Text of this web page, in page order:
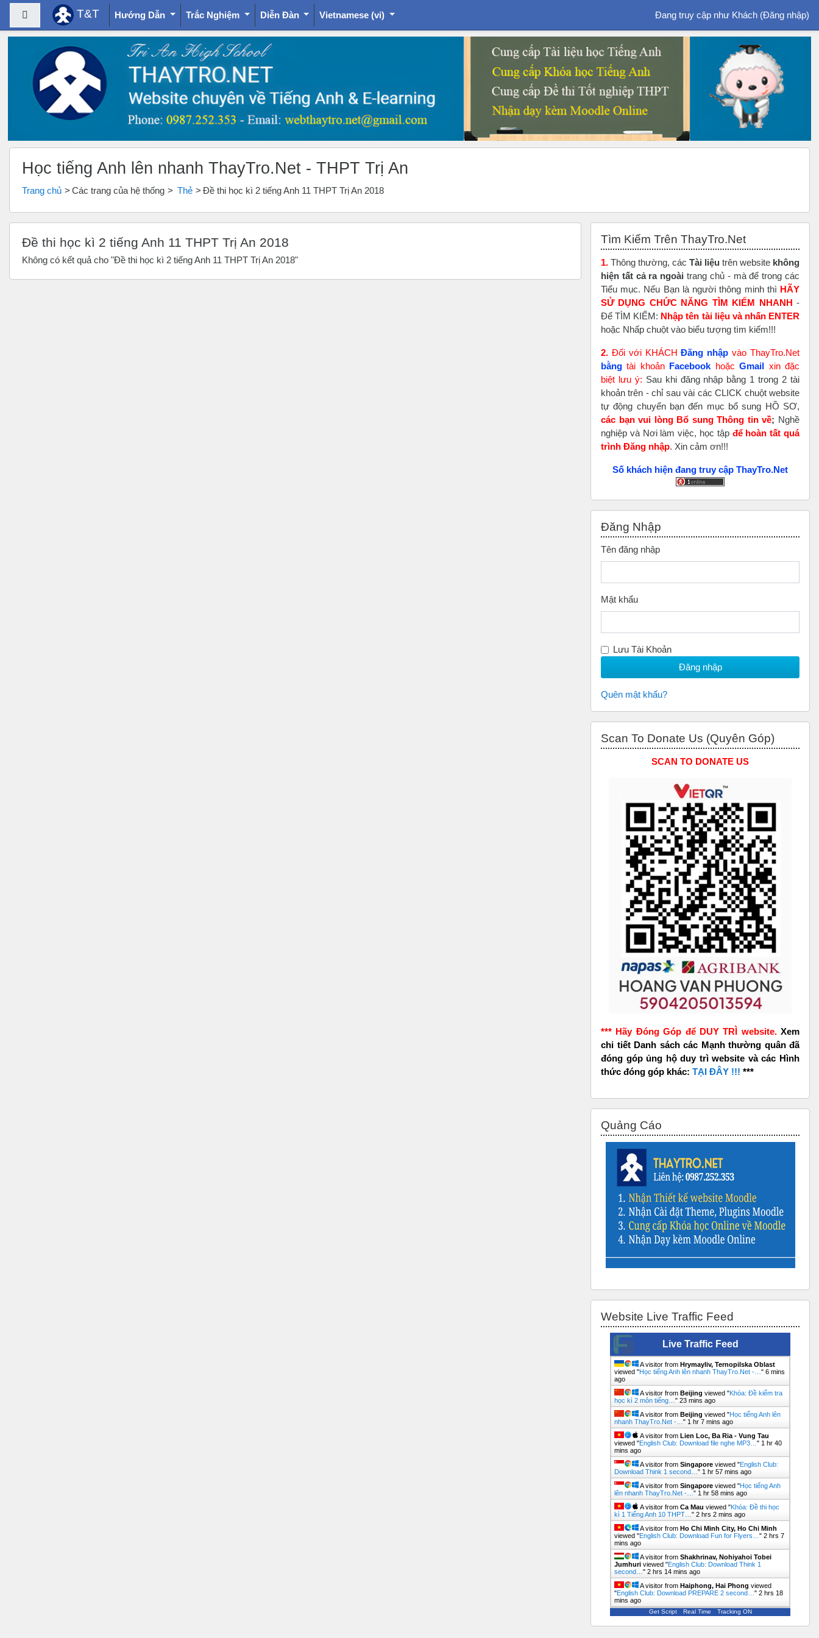
Chuyển tới nội dung chính
Bảng điều khiển cạnh
T&T Hướng Dẫn Trắc Nghiệm Diễn Đàn Vietnamese ‎(vi)‎ Đang truy cập như Khách (Đăng nhập)
Học tiếng Anh lên nhanh ThayTro.Net - THPT Trị An
Trang chủ Các trang của hệ thống Thẻ Đề thi học kì 2 tiếng Anh 11 THPT Trị An 2018
Đề thi học kì 2 tiếng Anh 11 THPT Trị An 2018
Không có kết quả cho "Đề thi học kì 2 tiếng Anh 11 THPT Trị An 2018"
Tìm Kiếm Trên ThayTro.Net
1. Thông thường, các Tài liệu trên website không
hiện tất cả ra ngoài trang chủ - mà để trong các
Tiểu mục. Nếu Bạn là người thông minh thì HÃY
SỬ DỤNG CHỨC NĂNG TÌM KIẾM NHANH -
Để TÌM KIẾM: Nhập tên tài liệu và nhấn ENTER
hoặc Nhấp chuột vào biểu tượng tìm kiếm!!!
2. Đối với KHÁCHĐăng nhập vào ThayTro.Net
bằng tài khoản Facebook hoặcGmail xin đặc
biệt lưu ý: Sau khi đăng nhập bằng 1 trong 2 tài
khoản trên - chỉ sau vài các CLICK chuột website
tự động chuyển bạn đến mục bổ sung HỒ SƠ,
các bạn vui lòng Bổ sung Thông tin về; Nghề
nghiệp và Nơi làm việc, học tập để hoàn tấtquá
trình Đăng nhập. Xin cảm ơn!!!
Số khách hiện đang truy cập ThayTro.Net
Đăng Nhập
Tên đăng nhập
Mật khẩu
Lưu Tài Khoản
Quên mật khẩu?
Scan To Donate Us (Quyên Góp)
SCAN TO DONATE US
*** Hãy Đóng Góp để DUY TRÌ website. Xem
chi tiết Danh sách các Mạnh thường quân đã
đóng góp ủng hộ duy trì website và các Hình
thức đóng góp khác: TẠI ĐÂY !!! ***
Quảng Cáo
Website Live Traffic Feed
Live Traffic Feed
A visitor from Hrymayliv, Ternopilska Oblast
viewed "Học tiếng Anh lên nhanh ThayTro.Net -…" 6 mins
ago
A visitor from Beijing viewed "Khóa: Đề kiểm tra
học kì 2 môn tiếng…" 23 mins ago
A visitor from Beijing viewed "Học tiếng Anh lên
nhanh ThayTro.Net -…" 1 hr 7 mins ago
A visitor from Lien Loc, Ba Ria - Vung Tau
viewed "English Club: Download file nghe MP3…" 1 hr 40
mins ago
A visitor from Singapore viewed "English Club:
Download Think 1 second…" 1 hr 57 mins ago
A visitor from Singapore viewed "Học tiếng Anh
lên nhanh ThayTro.Net -…" 1 hr 58 mins ago
A visitor from Ca Mau viewed "Khóa: Đề thi học
kì 1 Tiếng Anh 10 THPT…" 2 hrs 2 mins ago
A visitor from Ho Chi Minh City, Ho Chi Minh
viewed "English Club: Download Fun for Flyers…" 2 hrs 7
mins ago
A visitor from Shakhrinav, Nohiyahoi Tobei
Jumhuri viewed "English Club: Download Think 1
second…" 2 hrs 14 mins ago
A visitor from Haiphong, Hai Phong viewed
"English Club: Download PREPARE 2 second…" 2 hrs 18
mins ago
Get Script Real Time Tracking ON